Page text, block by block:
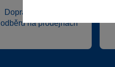
Doprava zdarma při
odběru na prodejnách